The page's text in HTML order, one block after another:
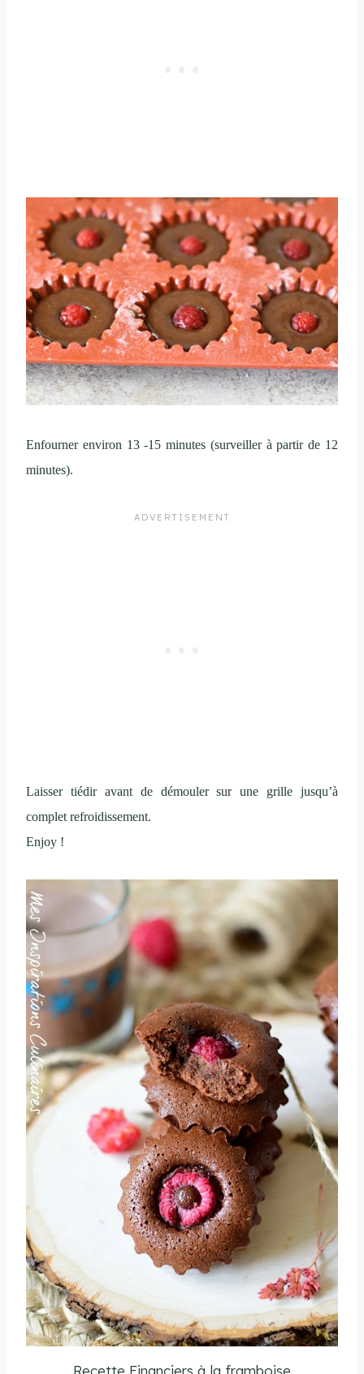
Enfourner environ 13 -15 minutes (surveiller à partir de 12
minutes).
Laisser tiédir avant de démouler sur une grille jusqu’à
complet refroidissement.
Enjoy !
Recette Financiers à la framboise